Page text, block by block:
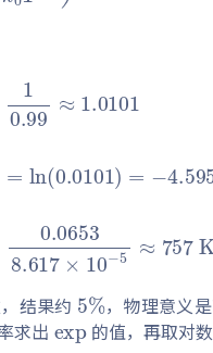
0.99≈1.0101
0T=ln(0.0101)=−
8.617× 10−5
结果约
5
%
，物理意义
求出
exp
的值，再取对